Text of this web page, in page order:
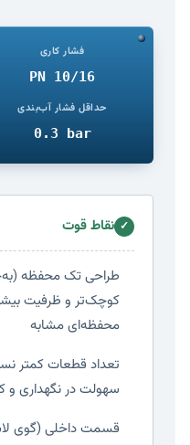
فشار کاری
PN 10/16
حداقل فشار آب‌بندی
0.3 bar
✓ نقاط قوت
طراحی تک محفظه
کوچک‌تر و ظرفیت
محفظه‌ای مشابه
تعداد قطعات کمتر
سهولت در نگهداری و